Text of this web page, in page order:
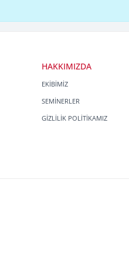
HAKKIMIZDA
EKİBİMİZ
SEMİNERLER
GİZLİLİK POLİTİKAMIZ